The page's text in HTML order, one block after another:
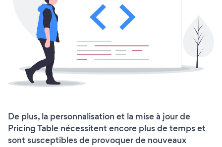
De plus, la personnalisation et la mise à jour de
Pricing Table nécessitent encore plus de temps et
sont susceptibles de provoquer de nouveaux